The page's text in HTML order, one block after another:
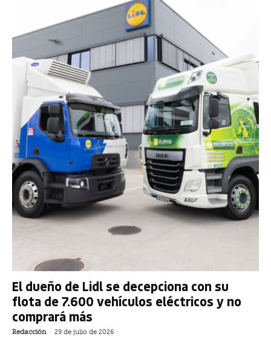
El dueño de Lidl se decepciona con su
flota de 7.600 vehículos eléctricos y no
comprará más
Redacción - 29 de julio de 2026